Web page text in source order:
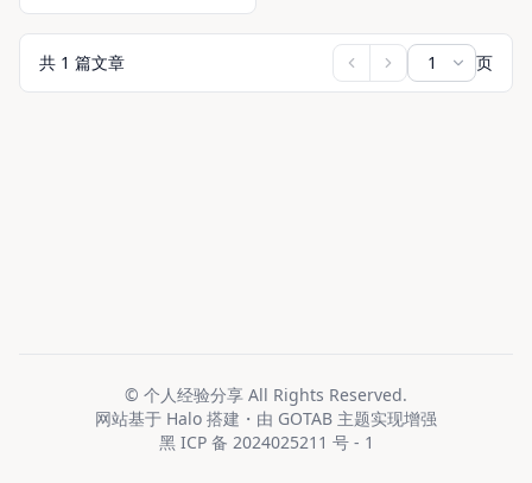
共 1 篇文章 页
© 个人经验分享 All Rights Reserved.
网站基于 Halo 搭建・由 GOTAB 主题实现增强
黑 ICP 备 2024025211 号 - 1